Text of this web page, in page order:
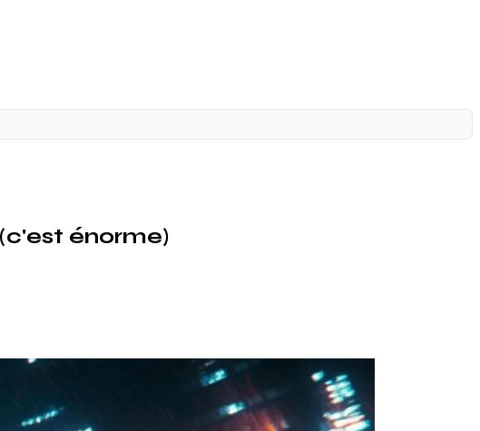
énorme)